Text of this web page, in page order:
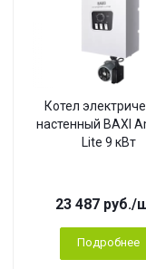
Котел
настенный BAXI
Lite 9 кВт
23 487 руб./
Подробнее